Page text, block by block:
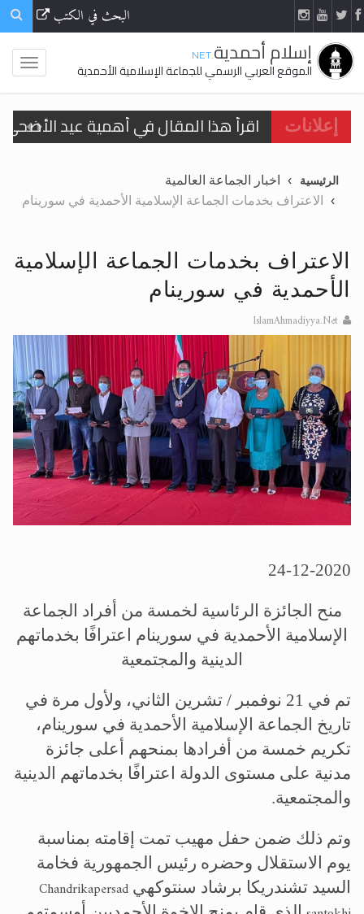
البحث في الكتب
إسلام أحمدية.NET
الموقع العربي الرسمي للجماعة الإسلامية الأحمدية
إعلانات
اقرأ هذا المقال في أهمية عيد
تعميم هامّ لأفراد الجماعة >> المزيد
اقرأ هذا الكتاب وتعرّف على حقيقة
الحجّ.. دلالات، حِكم، وأهداف >> المزيد
اقرأ هذا المقال في أهمية عيد
الرئيسية
اخبار الجماعة العالمية
الاعتراف بخدمات الجماعة الإسلامية الأحمدية في سورينام
الاعتراف بخدمات الجماعة الإسلامية
الأحمدية في سورينام
IslamAhmadiyya.Net
24-12-2020
منح الجائزة الرئاسية لخمسة من أفراد الجماعة
الإسلامية الأحمدية في سورينام اعترافًا بخدماتهم
الدينية والمجتمعية
تم في 21 نوفمبر / تشرين الثاني، ولأول مرة في
تاريخ الجماعة الإسلامية الأحمدية في سورينام،
تكريم خمسة من أفرادها بمنحهم أعلى جائزة
مدنية على مستوى الدولة اعترافًا بخدماتهم الدينية
والمجتمعية.
وتم ذلك ضمن حفل مهيب تمت إقامته بمناسبة
يوم الاستقلال وحضره رئيس الجمهورية فخامة
السيد تشندريكا برشاد سنتوكهيChandrikapersad